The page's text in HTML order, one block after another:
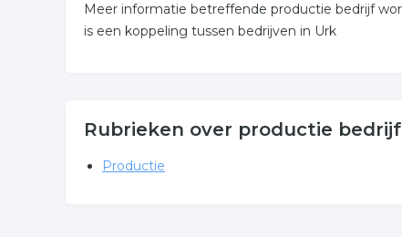
Meer informatie betreffende productie bedrijf
is een koppeling tussen bedrijven in Urk
Rubrieken over productie
Productie